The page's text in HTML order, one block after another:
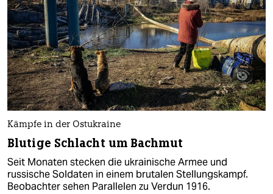
Kämpfe in der Ostukraine
Blutige Schlacht um Bachmut
Seit Monaten stecken die ukrainische Armee und
russische Soldaten in einem brutalen Stellungskampf.
Beobachter sehen Parallelen zu Verdun 1916.